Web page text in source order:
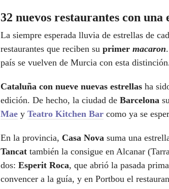
32 nuevos restaurantes con una
La siempre esperada lluvia de estrellas de
restaurantes que reciben su primer macaron
país se vuelven de Murcia con esta
Cataluña con nueve nuevas estrellas ha
edición. De hecho, la ciudad de Barcelona
Mae y Teatro Kitchen Bar como ya se
En la provincia, Casa Nova suma una
Tancat también la consigue en Alcanar
dos: Esperit Roca, que abrió la pasada
convencer a la guía, y en Portbou el